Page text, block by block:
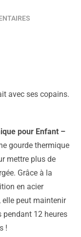
avec ses copains.
pour Enfant –
gourde thermique
mettre plus de
Grâce à la
en acier
peut maintenir
pendant 12 heures
!